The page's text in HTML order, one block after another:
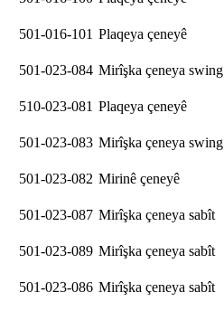
501-016-101 Plaqeya çeneyê
501-023-084 Mirîşka çeneya swing
510-023-081 Plaqeya çeneyê
501-023-083 Mirîşka çeneya swing
501-023-082 Mirinê çeneyê
501-023-087 Mirîşka çeneya sabît
501-023-089 Mirîşka çeneya sabît
501-023-086 Mirîşka çeneya sabît